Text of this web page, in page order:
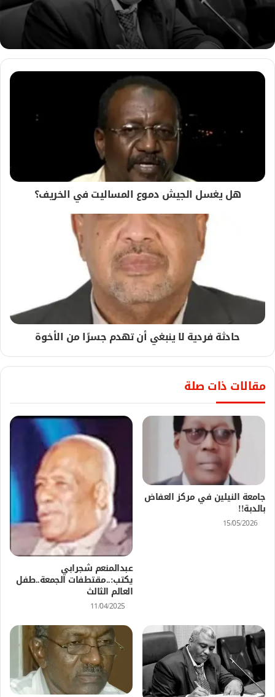
هل يغسل الجيش دموع المساليت في الخريف؟
حادثة فردية لا ينبغي أن تهدم جسرًا من الأخوة
مقالات ذات صلة
جامعة النيلين في مركز العفاض
بالدبة!!
15/05/2026
عبدالمنعم شجرابي
يكتب:..مقتطفات الجمعة..طفل
العالم الثالث
11/04/2025